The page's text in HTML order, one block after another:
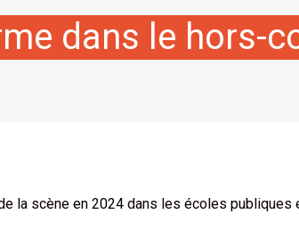
dans le hors-
la scène en 2024 dans les écoles publiques